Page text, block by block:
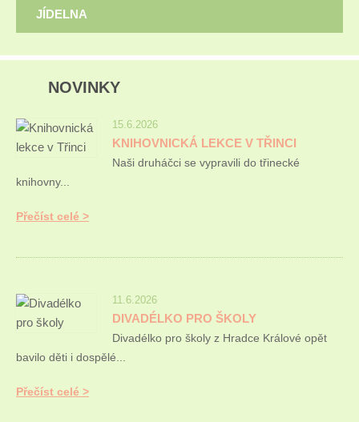
JÍDELNA
NOVINKY
15.6.2026
KNIHOVNICKÁ LEKCE V TŘINCI
Naši druháčci se vypravili do třinecké
knihovny...
Přečíst celé
11.6.2026
DIVADÉLKO PRO ŠKOLY
Divadélko pro školy z Hradce Králové opět
bavilo děti i dospělé...
Přečíst celé